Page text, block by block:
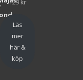
129 kr
Läs
mer
här &
köp